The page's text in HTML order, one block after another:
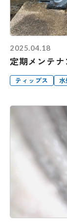
2025.04.18
定期メンテ
ティップス